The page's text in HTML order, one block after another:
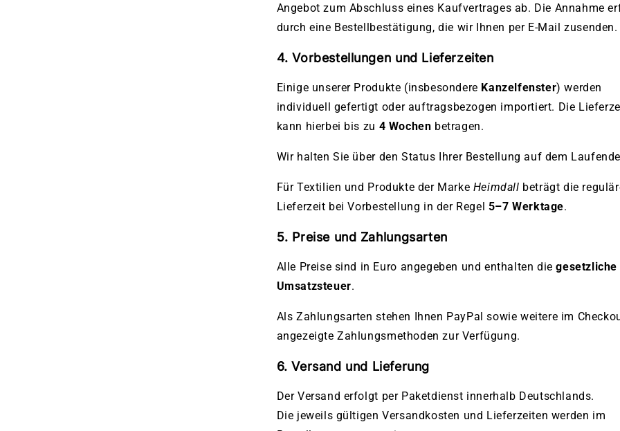
Angebot zum Abschluss eines Kaufvertrages ab. Die Annahme
durch eine Bestellbestätigung, die wir Ihnen per E-Mail zusenden.
4. Vorbestellungen und Lieferzeiten
Einige unserer Produkte (insbesondere Kanzelfenster) werden
individuell gefertigt oder auftragsbezogen importiert. Die
kann hierbei bis zu 4 Wochen betragen.
Wir halten Sie über den Status Ihrer Bestellung auf dem
Für Textilien und Produkte der Marke Heimdall beträgt die
Lieferzeit bei Vorbestellung in der Regel 5–7 Werktage.
5. Preise und Zahlungsarten
Alle Preise sind in Euro angegeben und enthalten diegesetzliche
Umsatzsteuer.
Als Zahlungsarten stehen Ihnen PayPal sowie weitere im
angezeigte Zahlungsmethoden zur Verfügung.
6. Versand und Lieferung
Der Versand erfolgt per Paketdienst innerhalb Deutschlands.
Die jeweils gültigen Versandkosten und Lieferzeiten werden im